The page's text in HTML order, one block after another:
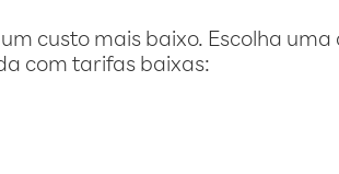
custo mais baixo. Escolha uma
com tarifas baixas: